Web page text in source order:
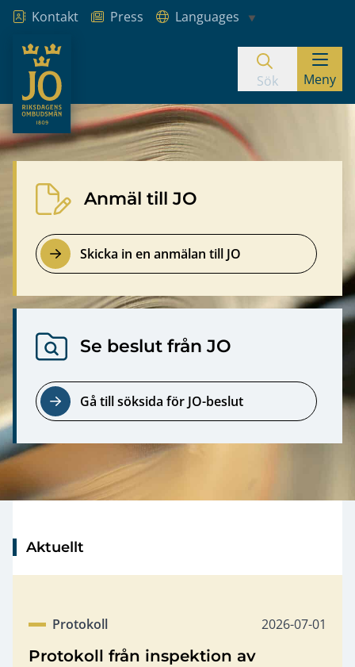
Hoppa till innehåll
Kontakt Press
Languages
JO – Riksdagens Ombudsmän
Sök Meny
JO – Riksdagens ombudsmän
Anmäl till JO
Skicka in en anmälan till JO
Se beslut från JO
Gå till söksida för JO-beslut
Aktuellt
Kategori
Protokoll Publicerat
2026-07-01
Protokoll från inspektion av